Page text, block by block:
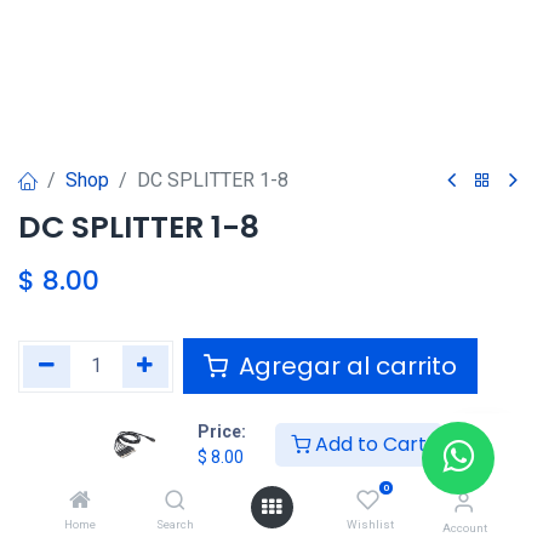
Price:
$ 8.00 Add to Cart
Home Search
0
Wishlist Account
Shop DC SPLITTER 1-8
DC SPLITTER 1-8
$ 8.00
Agregar al carrito
Agregar a la lista de deseos
Compartir :